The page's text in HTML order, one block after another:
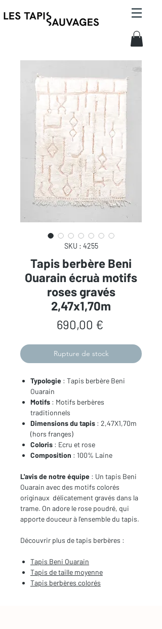
SKU : 4255
Tapis berbère Beni
Ouarain écruà motifs
roses gravés
2,47x1,70m
690,00 €Prix
Rupture de stock
Typologie : Tapis berbère Beni
Ouarain
Motifs : Motifs berbères
traditionnels
Dimensions du tapis : 2,47X1,70m
(hors franges)
Coloris : Ecru et rose
Composition : 100% Laine
L'avis de notre équipe : Un tapis Beni
Ouarain avec des motifs colorés
originaux délicatement gravés dans la
trame. On adore le rose poudré, qui
apporte douceur à l'ensemble du tapis.
Découvrir plus de tapis berbères :
Tapis Beni Ouarain
Tapis de taille moyenne
Tapis berbères colorés